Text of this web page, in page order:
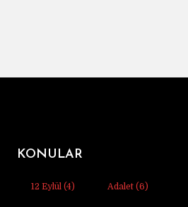
KONULAR
12 Eylül (4) Adalet (6)